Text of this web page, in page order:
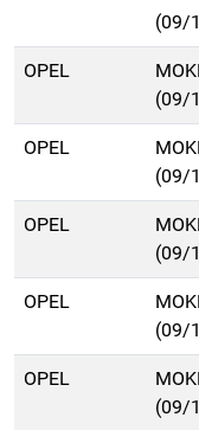
(09/
OPEL
(09/
OPEL
(09/
OPEL
(09/
OPEL
(09/
OPEL
(09/